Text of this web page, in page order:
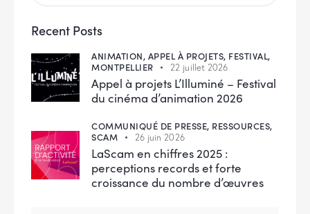
Recent Posts
ANIMATION, APPEL À PROJETS, FESTIVAL,
MONTPELLIER
22 juillet 2026
Appel à projets L’Illuminé – Festival
du cinéma d’animation 2026
COMMUNIQUÉ DE PRESSE, RESSOURCES,
SCAM
26 juin 2026
LaScam en chiffres 2025 :
perceptions records et forte
croissance du nombre d’œuvres